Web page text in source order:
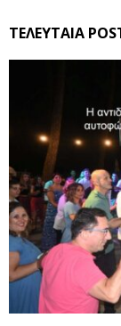
ΤΕΛΕΥΤΑΙΑ